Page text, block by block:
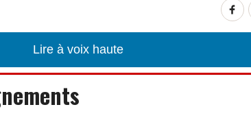
Lire à voix haute